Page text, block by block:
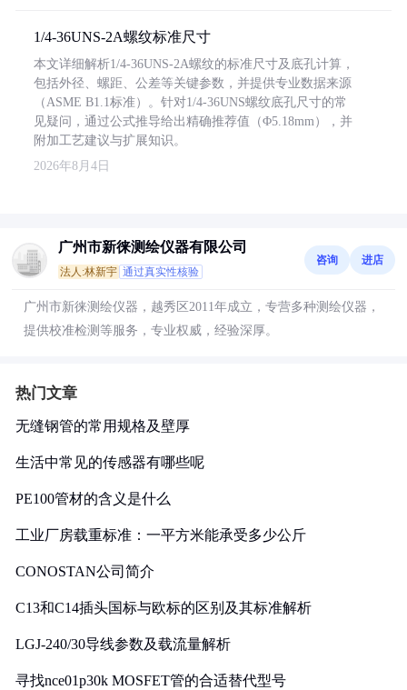
1/4-36UNS-2A螺纹标准尺寸
本文详细解析1/4-36UNS-2A螺纹的标准尺寸及底孔计算，
包括外径、螺距、公差等关键参数，并提供专业数据来源
（ASME B1.1标准）。针对1/4-36UNS螺纹底孔尺寸的常
见疑问，通过公式推导给出精确推荐值（Φ5.18mm），并
附加工艺建议与扩展知识。
2026年8月4日
广州市新徕测绘仪器有限公司
法人:林新宇 通过真实性核验
咨询 进店
广州市新徕测绘仪器，越秀区2011年成立，专营多种测绘仪器，
提供校准检测等服务，专业权威，经验深厚。
热门文章
无缝钢管的常用规格及壁厚
生活中常见的传感器有哪些呢
PE100管材的含义是什么
工业厂房载重标准：一平方米能承受多少公斤
CONOSTAN公司简介
C13和C14插头国标与欧标的区别及其标准解析
LGJ-240/30导线参数及载流量解析
寻找nce01p30k MOSFET管的合适替代型号